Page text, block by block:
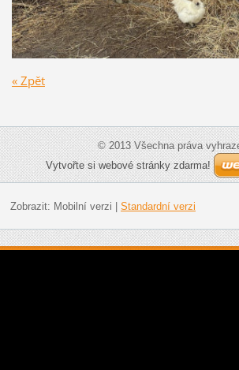
« Zpět
© 2013 Všechna práva
Vytvořte si webové stránky zdarma!
Zobrazit: Mobilní verzi Standardní verzi